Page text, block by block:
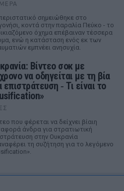
σημειώθηκε στο
κοντά στην παραλία Πεύκο - το
όχημα επέβαιναν τέσσερα
ενώ η κατάσταση ενός εκ των
εμπνέει ανησυχία.
Βίντεο σοκ με
να οδηγείται με τη βία
επιστράτευση ‑ Τι είναι το
που φέρεται να δείχνει βίαιη
άνδρα για στρατιωτική
στην Ουκρανία
τη συζήτηση για το λεγόμενο